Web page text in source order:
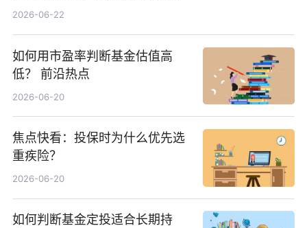
中国增厚利润加速成长 信息
2026-06-22
如何用市盈率判断基金估值高
低？ 前沿热点
2026-06-20
焦点快看：投保时为什么优先选
重疾险？
2026-06-20
如何判断基金定投适合长期持